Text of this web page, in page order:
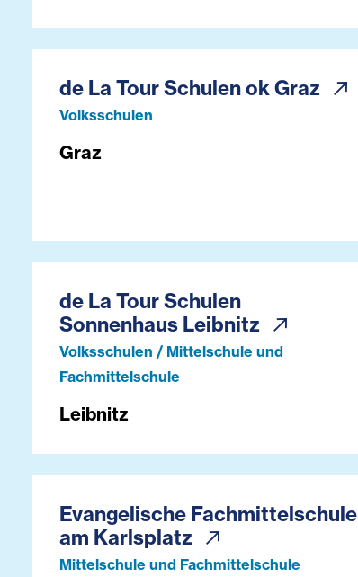
de La Tour Schulen ok Graz
Volksschulen
Graz
de La Tour Schulen
Sonnenhaus Leibnitz
Volksschulen / Mittelschule und
Fachmittelschule
Leibnitz
Evangelische Fachmittelschule
am Karlsplatz
Mittelschule und Fachmittelschule